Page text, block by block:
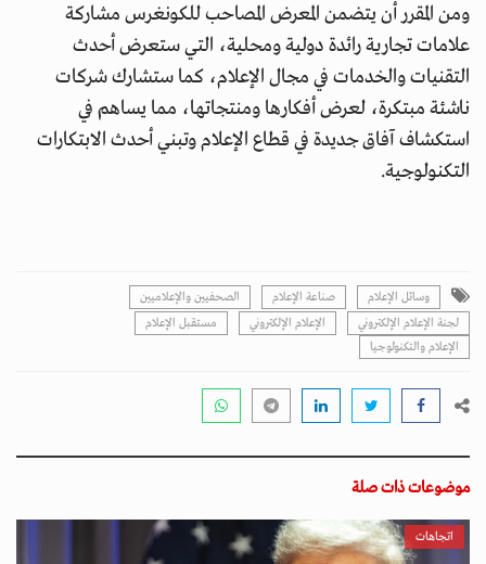
ومن المقرر أن يتضمن المعرض المصاحب للكونغرس مشاركة
علامات تجارية رائدة دولية ومحلية، التي ستعرض أحدث
التقنيات والخدمات في مجال الإعلام، كما ستشارك شركات
ناشئة مبتكرة، لعرض أفكارها ومنتجاتها، مما يساهم في
استكشاف آفاق جديدة في قطاع الإعلام وتبني أحدث الابتكارات
التكنولوجية.
وسائل الإعلام صناعة الإعلام
الصحفيين والإعلاميين
لجنة الإعلام الإلكتروني
الإعلام الإلكتروني
مستقبل الإعلام
الإعلام والتكنولوجيا
موضوعات ذات صلة
اتجاهات